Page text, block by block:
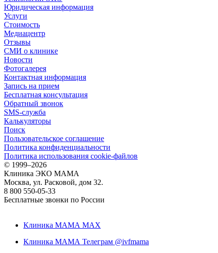
Юридическая информация
Услуги
Стоимость
Медиацентр
Отзывы
СМИ о клинике
Новости
Фотогалерея
Контактная информация
Запись на прием
Бесплатная консультация
Обратный звонок
SMS-служба
Калькуляторы
Поиск
Пользовательское соглашение
Политика конфиденциальности
Политика использования cookie-файлов
© 1999–2026
Клиника ЭКО МАМА
Москва, ул. Расковой, дом 32.
8 800 550-05-33
Бесплатные звонки по России
Клиника МАМА MAX
Клиника МАМА Телеграм @ivfmama